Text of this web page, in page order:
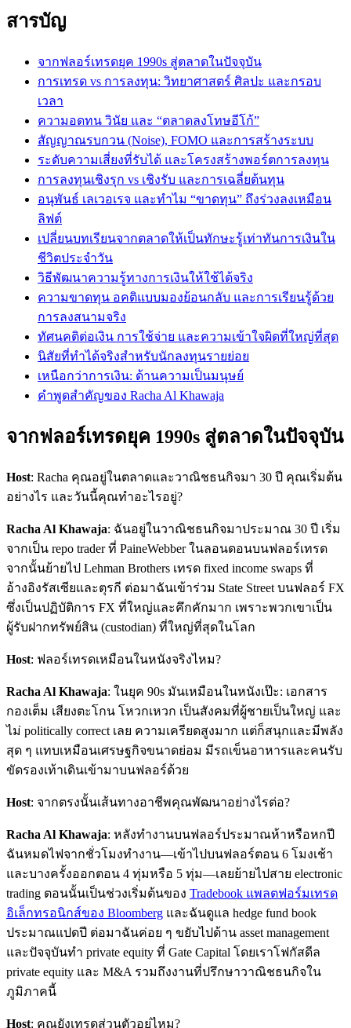
สารบัญ
จากฟลอร์เทรดยุค 1990s สู่ตลาดในปัจจุบัน
การเทรด vs การลงทุน: วิทยาศาสตร์ ศิลปะ และกรอบ
เวลา
ความอดทน วินัย และ “ตลาดลงโทษอีโก้”
สัญญาณรบกวน (Noise), FOMO และการสร้างระบบ
ระดับความเสี่ยงที่รับได้ และโครงสร้างพอร์ตการลงทุน
การลงทุนเชิงรุก vs เชิงรับ และการเฉลี่ยต้นทุน
อนุพันธ์ เลเวอเรจ และทำไม “ขาดทุน” ถึงร่วงลงเหมือน
ลิฟต์
เปลี่ยนบทเรียนจากตลาดให้เป็นทักษะรู้เท่าทันการเงินใน
ชีวิตประจำวัน
วิธีพัฒนาความรู้ทางการเงินให้ใช้ได้จริง
ความขาดทุน อคติแบบมองย้อนกลับ และการเรียนรู้ด้วย
การลงสนามจริง
ทัศนคติต่อเงิน การใช้จ่าย และความเข้าใจผิดที่ใหญ่ที่สุด
นิสัยที่ทำได้จริงสำหรับนักลงทุนรายย่อย
เหนือกว่าการเงิน: ด้านความเป็นมนุษย์
คำพูดสำคัญของ Racha Al Khawaja
จากฟลอร์เทรดยุค 1990s สู่ตลาดในปัจจุบัน
Host: Racha คุณอยู่ในตลาดและวาณิชธนกิจมา 30 ปี คุณเริ่มต้น
อย่างไร และวันนี้คุณทำอะไรอยู่?
Racha Al Khawaja: ฉันอยู่ในวาณิชธนกิจมาประมาณ 30 ปี เริ่ม
จากเป็น repo trader ที่ PaineWebber ในลอนดอนบนฟลอร์เทรด
จากนั้นย้ายไป Lehman Brothers เทรด fixed income swaps ที่
อ้างอิงรัสเซียและตุรกี ต่อมาฉันเข้าร่วม State Street บนฟลอร์ FX
ซึ่งเป็นปฏิบัติการ FX ที่ใหญ่และคึกคักมาก เพราะพวกเขาเป็น
ผู้รับฝากทรัพย์สิน (custodian) ที่ใหญ่ที่สุดในโลก
Host: ฟลอร์เทรดเหมือนในหนังจริงไหม?
Racha Al Khawaja: ในยุค 90s มันเหมือนในหนังเป๊ะ: เอกสาร
กองเต็ม เสียงตะโกน โหวกเหวก เป็นสังคมที่ผู้ชายเป็นใหญ่ และ
ไม่ politically correct เลย ความเครียดสูงมาก แต่ก็สนุกและมีพลัง
สุด ๆ แทบเหมือนเศรษฐกิจขนาดย่อม มีรถเข็นอาหารและคนรับ
ขัดรองเท้าเดินเข้ามาบนฟลอร์ด้วย
Host: จากตรงนั้นเส้นทางอาชีพคุณพัฒนาอย่างไรต่อ?
Racha Al Khawaja: หลังทำงานบนฟลอร์ประมาณห้าหรือหกปี
ฉันหมดไฟจากชั่วโมงทำงาน—เข้าไปบนฟลอร์ตอน 6 โมงเช้า
และบางครั้งออกตอน 4 ทุ่มหรือ 5 ทุ่ม—เลยย้ายไปสาย electronic
trading ตอนนั้นเป็นช่วงเริ่มต้นของ Tradebook แพลตฟอร์มเทรด
อิเล็กทรอนิกส์ของ Bloomberg และฉันดูแล hedge fund book
ประมาณแปดปี ต่อมาฉันค่อย ๆ ขยับไปด้าน asset management
และปัจจุบันทำ private equity ที่ Gate Capital โดยเราโฟกัสดีล
private equity และ M&A รวมถึงงานที่ปรึกษาวาณิชธนกิจใน
ภูมิภาคนี้
Host: คุณยังเทรดส่วนตัวอยู่ไหม?